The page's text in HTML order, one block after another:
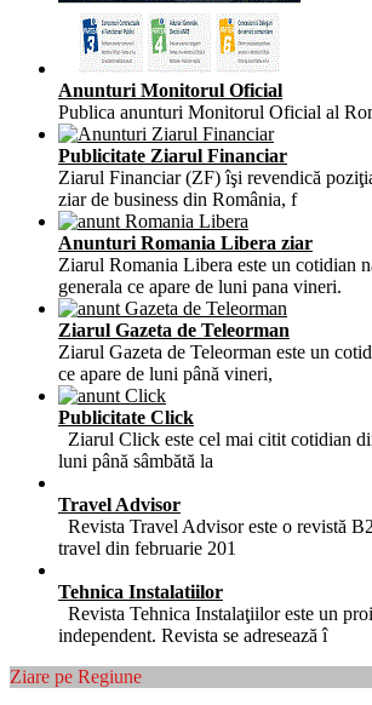
Anunturi Monitorul Oficial
Publica anunturi Monitorul Oficial al
Publicitate Ziarul Financiar
Ziarul Financiar (ZF) îşi revendică
ziar de business din România, f
Anunturi Romania Libera ziar
Ziarul Romania Libera este un cotidian
generala ce apare de luni pana vineri.
Ziarul Gazeta de Teleorman
Ziarul Gazeta de Teleorman este un
ce apare de luni până vineri,
Publicitate Click
Ziarul Click este cel mai citit cotidian
luni până sâmbătă la
Travel Advisor
Revista Travel Advisor este o revistă
travel din februarie 201
Tehnica Instalatiilor
Revista Tehnica Instalaţiilor este un
independent. Revista se adresează î
Ziare pe Regiune